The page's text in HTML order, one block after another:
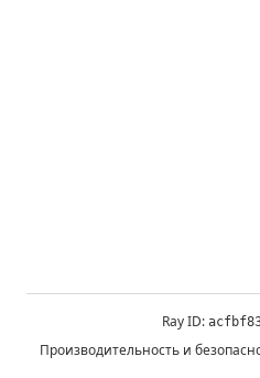
Ray ID:
Производительность и